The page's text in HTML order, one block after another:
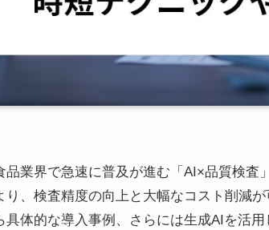
品業界で急速に普及が進む「AI×品質検
り、検査精度の向上と大幅なコスト削減
具体的な導入事例、さらには生成AIを活